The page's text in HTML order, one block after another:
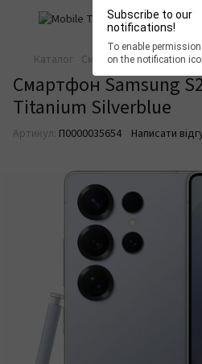
Subscribe to our
notifications!
To enable
on the notification
Каталог Смартфони та
Смартфон Samsung
Titanium Silverblue
Артикул: П0000035654 Написати